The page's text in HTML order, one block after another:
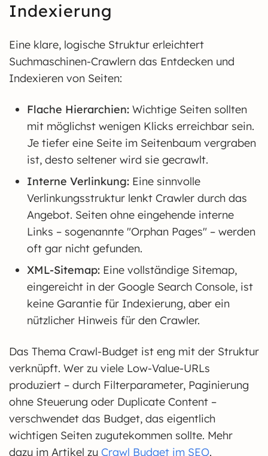
Indexierung
Eine klare, logische Struktur erleichtert
Suchmaschinen-Crawlern das Entdecken und
Indexieren von Seiten:
Flache Hierarchien: Wichtige Seiten sollten
mit möglichst wenigen Klicks erreichbar sein.
Je tiefer eine Seite im Seitenbaum vergraben
ist, desto seltener wird sie gecrawlt.
Interne Verlinkung: Eine sinnvolle
Verlinkungsstruktur lenkt Crawler durch das
Angebot. Seiten ohne eingehende interne
Links – sogenannte "Orphan Pages" – werden
oft gar nicht gefunden.
XML-Sitemap: Eine vollständige Sitemap,
eingereicht in der Google Search Console, ist
keine Garantie für Indexierung, aber ein
nützlicher Hinweis für den Crawler.
Das Thema Crawl-Budget ist eng mit der Struktur
verknüpft. Wer zu viele Low-Value-URLs
produziert – durch Filterparameter, Paginierung
ohne Steuerung oder Duplicate Content –
verschwendet das Budget, das eigentlich
wichtigen Seiten zugutekommen sollte. Mehr
dazu im Artikel zu Crawl Budget im SEO.